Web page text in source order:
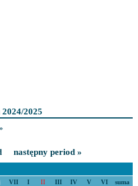
2025
następny period »
VII I II III IV V VI suma